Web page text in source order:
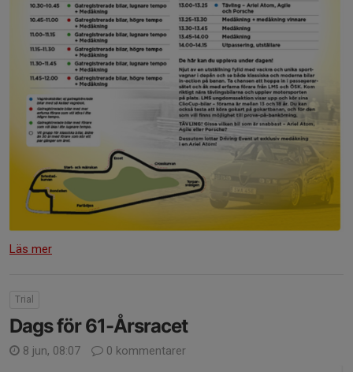
Läs mer
Trial
Dags för 61-Årsracet
8 jun, 08:07 0 kommentarer